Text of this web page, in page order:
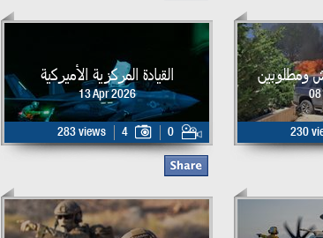
ومطلوبين
08
230
القيادة المركزية الأميركية
13 Apr 2026
283 views 4 0